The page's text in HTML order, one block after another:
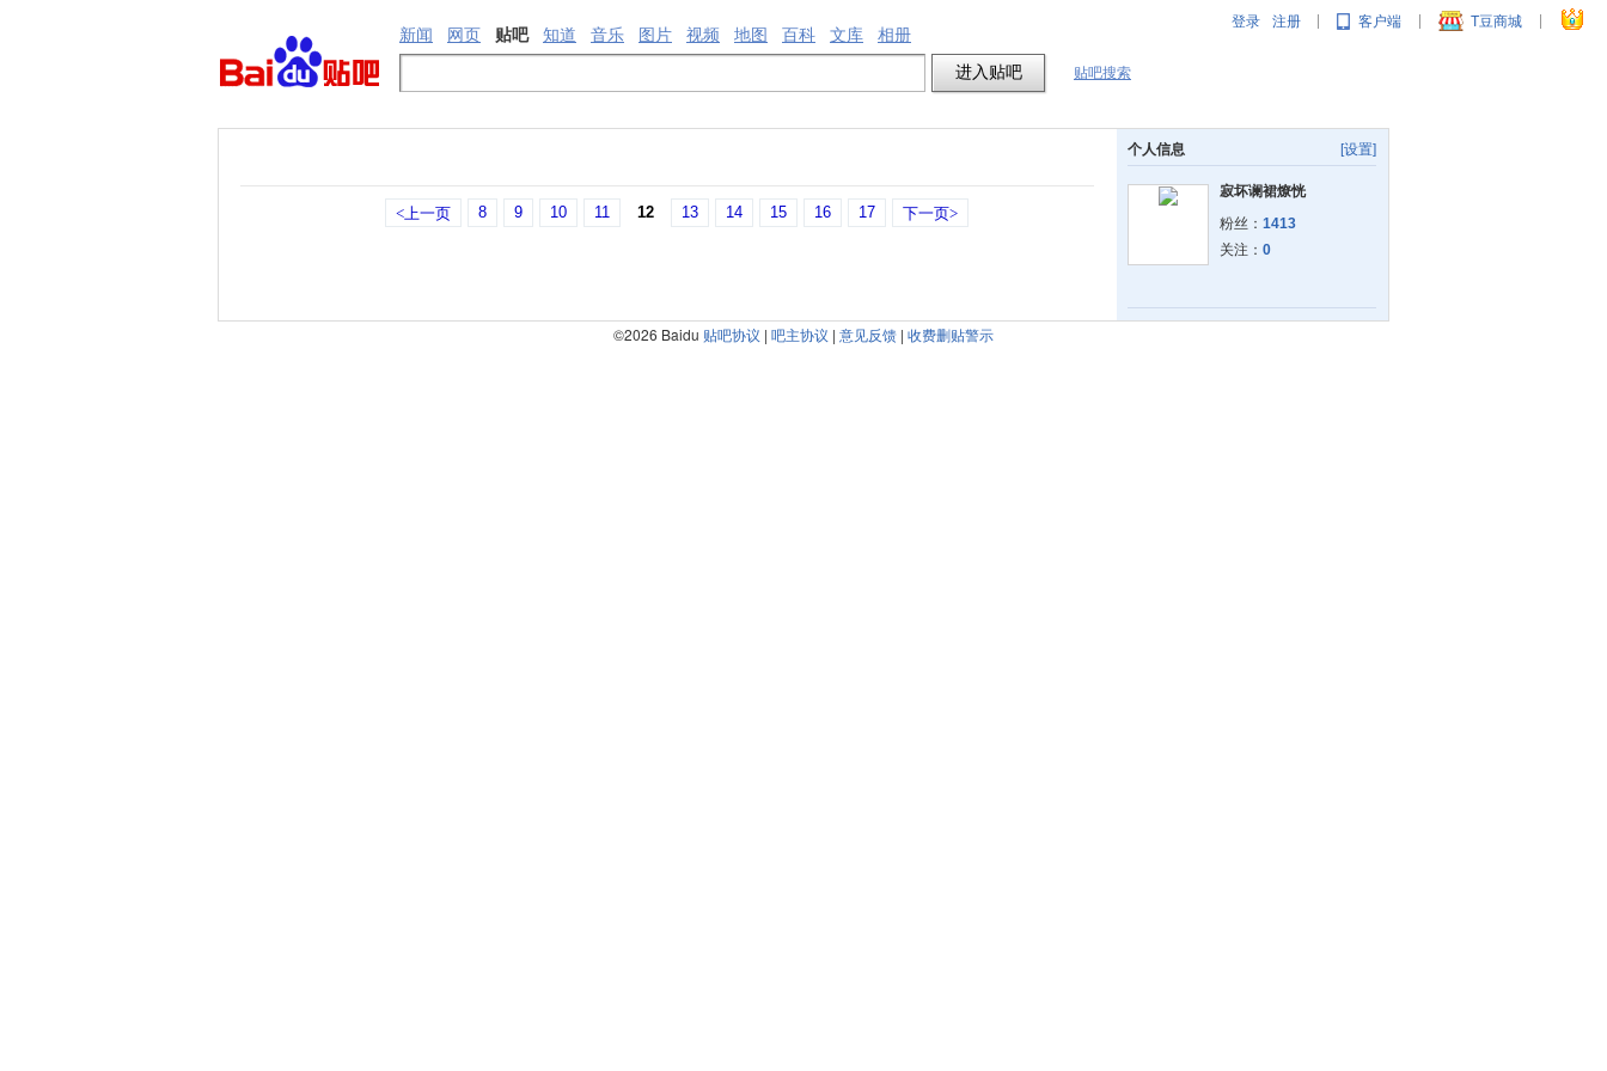
登录 注册 | 客户端 | T豆商城 |
新闻 网页 贴吧 知道 音乐 图片 视频 地图 百科 文库 相册
贴吧搜索
<上一页 8 9 10 11 12 13 14 15 16 17 下一页>
[设置]
个人信息
寂坏谰裙燎恍
粉丝： 1413
关注： 0
©2026 Baidu 贴吧协议 | 吧主协议 | 意见反馈 | 收费删贴警示